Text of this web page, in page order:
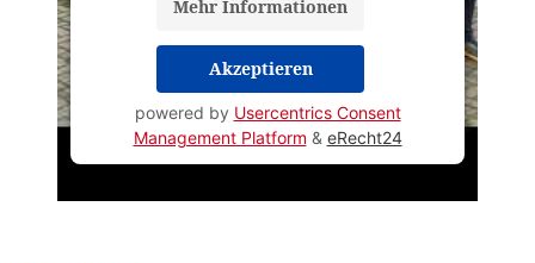
Mehr Informationen
Akzeptieren
powered by Usercentrics Consent
Management Platform & eRecht24